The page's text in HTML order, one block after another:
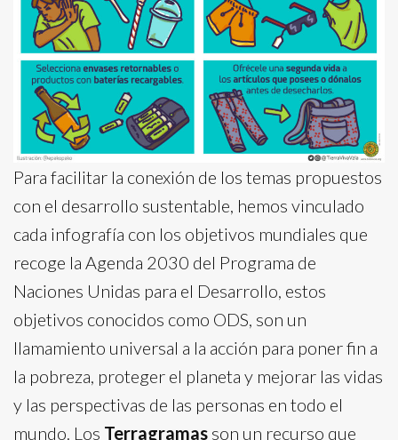
Para facilitar la conexión de los temas propuestos
con el desarrollo sustentable, hemos vinculado
cada infografía con los objetivos mundiales que
recoge la Agenda 2030 del Programa de
Naciones Unidas para el Desarrollo, estos
objetivos conocidos como ODS, son un
llamamiento universal a la acción para poner fin a
la pobreza, proteger el planeta y mejorar las vidas
y las perspectivas de las personas en todo el
mundo. Los Terragramas son un recurso que